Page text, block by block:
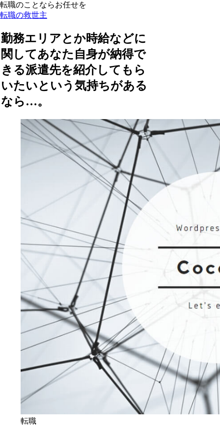
転職のことならお任せを
転職の救世主
勤務エリアとか時給などに
関してあなた自身が納得で
きる派遣先を紹介してもら
いたいという気持ちがある
なら…。
転職